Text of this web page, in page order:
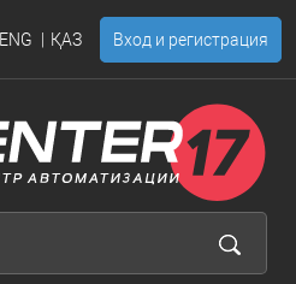
ENG ҚАЗ Вход и регистрация